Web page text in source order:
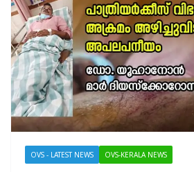
OVS - LATEST NEWS OVS-KERALA NEWS